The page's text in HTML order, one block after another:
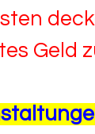
Geld